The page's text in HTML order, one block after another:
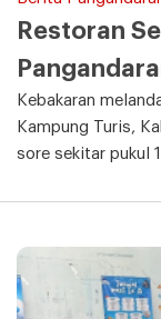
Restoran
Kebakaran
Kampung Turis,
sore sekitar pukul